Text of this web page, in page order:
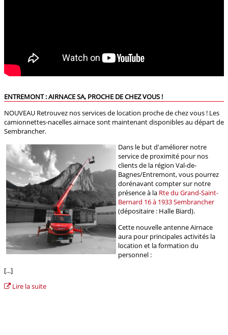
ENTREMONT : AIRNACE SA, PROCHE DE CHEZ VOUS !
NOUVEAU Retrouvez nos services de location proche de chez vous ! Les
camionnettes-nacelles airnace sont maintenant disponibles au départ de
Sembrancher.
Dans le but d'améliorer notre
service de proximité pour nos
clients de la région Val-de-
Bagnes/Entremont, vous pourrez
dorénavant compter sur notre
présence à la Rte du Grand-Saint-
Bernard 16 à 1933 Sembrancher
(dépositaire : Halle Biard).
Cette nouvelle antenne Airnace
aura pour principales activités la
location et la formation du
personnel :
[...]
Lire la suite